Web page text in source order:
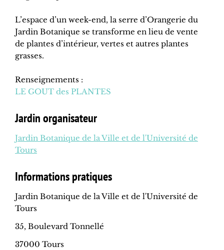
L’espace d’un week-end, la serre d’Orangerie du
Jardin Botanique se transforme en lieu de vente
de plantes d’intérieur, vertes et autres plantes
grasses.
Renseignements :
LE GOUT des PLANTES
Jardin organisateur
Jardin Botanique de la Ville et de l'Université de
Tours
Informations pratiques
Jardin Botanique de la Ville et de l'Université de
Tours
35, Boulevard Tonnellé
37000 Tours